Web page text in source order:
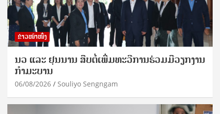
ຂ່າວໜ້າໜຶ່ງ
ນວ ແລະ ຢຸນນານ ສືບຕໍ່ເພີ່ມທະວີການຮ່ວມມືວຽກງານ
ກຳມະບານ
06/08/2026 Souliyo Sengngam